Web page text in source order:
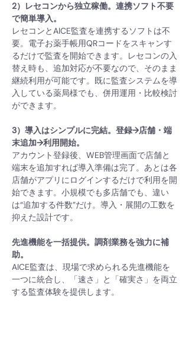
2）レセコンから独立稼働。連携ソフト不要
で簡単導入。
レセコンとAICE監査を連携するソフトは不
要。電子お薬手帳用QRコードをスキャンす
るだけで監査を開始できます。レセコンの入
替え時も、追加対応が不要なので、そのまま
継続利用が可能です。既に監査システムを導
入している薬局様でも、併用運用・比較検討
ができます。
3）導入はシンプルに完結。登録→店舗・端
末追加→利用開始。
アカウント登録後、WEB管理画面で店舗と
端末を追加すれば導入準備は完了。あとは各
店舗がアプリにログインするだけで利用を開
始できます。小規模でも多店舗でも、違い
は“追加する件数”だけ。導入・展開の工数を
抑えた設計です。
先進機能を一括提供。調剤業務を強力に補
助。
AICE監査は、現場で求められる先進機能を
一つに統合し、「速さ」と「確実さ」を両立
する監査体験を提供します。